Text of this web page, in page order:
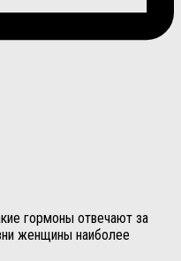
гормоны отвечают за
женщины наиболее